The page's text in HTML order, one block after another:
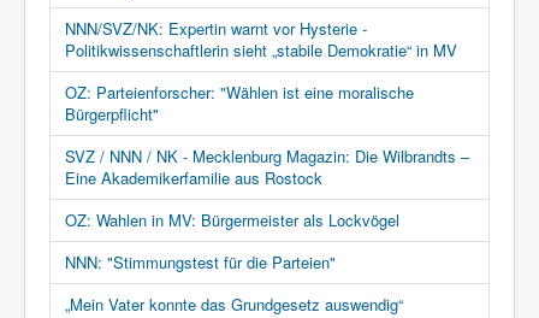
NNN/SVZ/NK: Expertin warnt vor Hysterie -
Politikwissenschaftlerin sieht „stabile Demokratie“ in MV
OZ: Parteienforscher: "Wählen ist eine moralische
Bürgerpflicht"
SVZ / NNN / NK - Mecklenburg Magazin: Die Wilbrandts –
Eine Akademikerfamilie aus Rostock
OZ: Wahlen in MV: Bürgermeister als Lockvögel
NNN: "Stimmungstest für die Parteien"
„Mein Vater konnte das Grundgesetz auswendig“